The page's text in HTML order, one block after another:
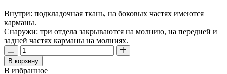
Внутри: подкладочная ткань, на боковых частях имеются
карманы.
Снаружи: три отдела закрываются на молнию, на передней и
задней частях карманы на молниях.
В корзину
В избранное